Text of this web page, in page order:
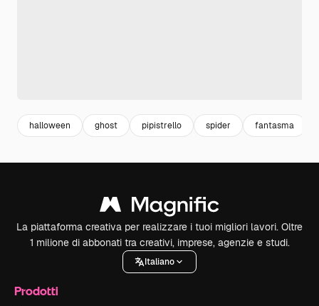
halloween ghost pipistrello spider fantasma
La piattaforma creativa per realizzare i tuoi migliori lavori. Oltre
1 milione di abbonati tra creativi, imprese, agenzie e studi.
Italiano
Prodotti